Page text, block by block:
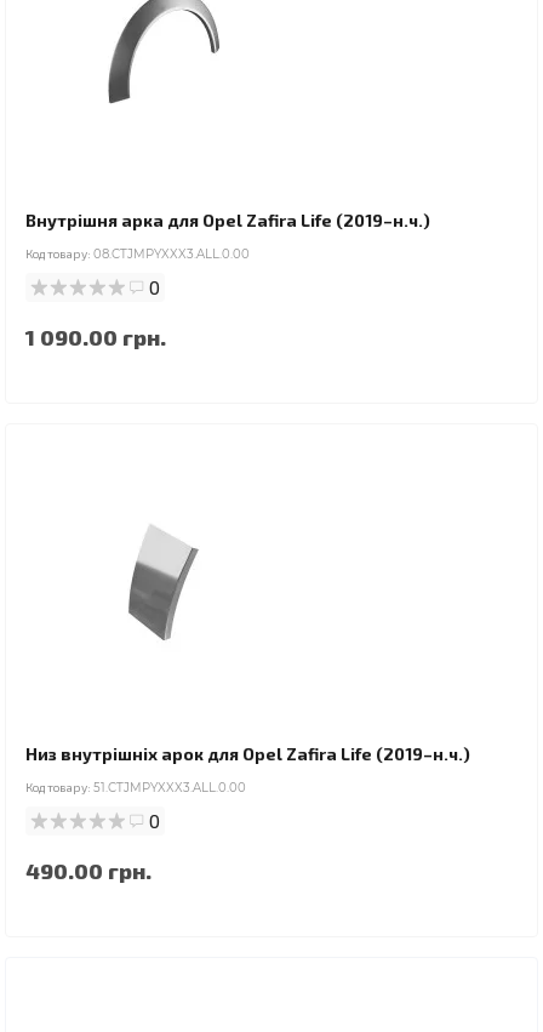
Внутрішня арка для Opel Zafira Life (2019–н.ч.)
Код товару: 08.CTJMPYXXX3.ALL.0.00
0
1 090.00 грн.
Низ внутрішніх арок для Opel Zafira Life (2019–н.ч.)
Код товару: 51.CTJMPYXXX3.ALL.0.00
0
490.00 грн.